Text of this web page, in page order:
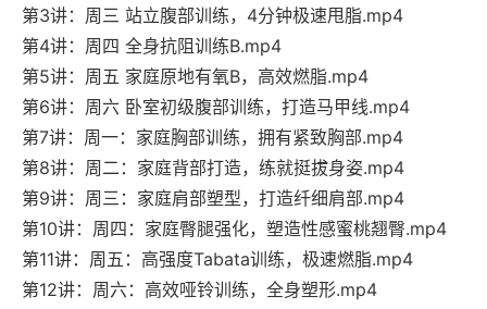
第3讲：周三 站立腹部训练，4分钟极速甩脂.mp4
第4讲：周四 全身抗阻训练B.mp4
第5讲：周五 家庭原地有氧B，高效燃脂.mp4
第6讲：周六 卧室初级腹部训练，打造马甲线.mp4
第7讲：周一：家庭胸部训练，拥有紧致胸部.mp4
第8讲：周二：家庭背部打造，练就挺拔身姿.mp4
第9讲：周三：家庭肩部塑型，打造纤细肩部.mp4
第10讲：周四：家庭臀腿强化，塑造性感蜜桃翘臀.mp4
第11讲：周五：高强度Tabata训练，极速燃脂.mp4
第12讲：周六：高效哑铃训练，全身塑形.mp4